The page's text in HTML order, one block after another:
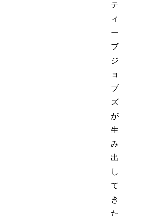
テ
ィ
ー
ブ
ジ
ョ
ブ
ズ
が
生
み
出
し
て
き
た